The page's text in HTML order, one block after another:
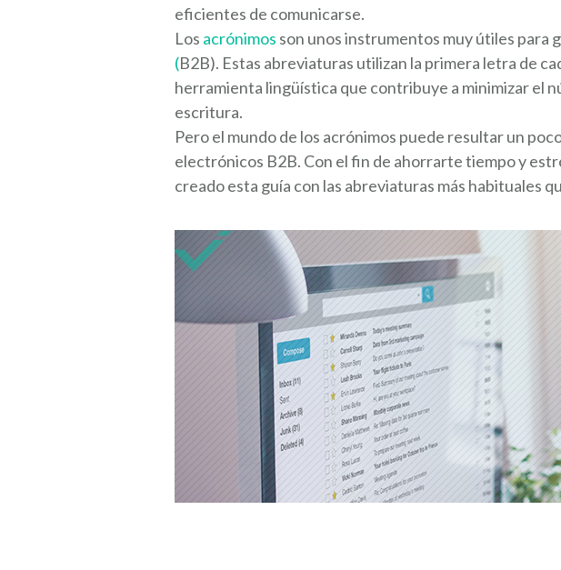
eficientes de comunicarse.
Los acrónimos son unos instrumentos muy útiles para
(B2B). Estas abreviaturas utilizan la primera letra de
herramienta lingüística que contribuye a minimizar el
escritura.
Pero el mundo de los acrónimos puede resultar un
electrónicos B2B. Con el fin de ahorrarte tiempo y
creado esta guía con las abreviaturas más habituales